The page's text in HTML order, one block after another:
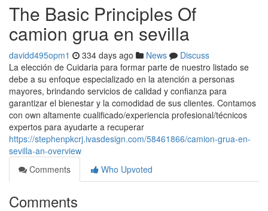
The Basic Principles Of
camion grua en sevilla
davidd495opm1 334 days ago News
Discuss
La elección de Cuidaria para formar parte de nuestro listado se
debe a su enfoque especializado en la atención a personas
mayores, brindando servicios de calidad y confianza para
garantizar el bienestar y la comodidad de sus clientes. Contamos
con own altamente cualificado/experiencia profesional/técnicos
expertos para ayudarte a recuperar
https://stephenpkcrj.ivasdesign.com/58461866/camion-grua-en-
sevilla-an-overview
Comments
Who Upvoted
Comments